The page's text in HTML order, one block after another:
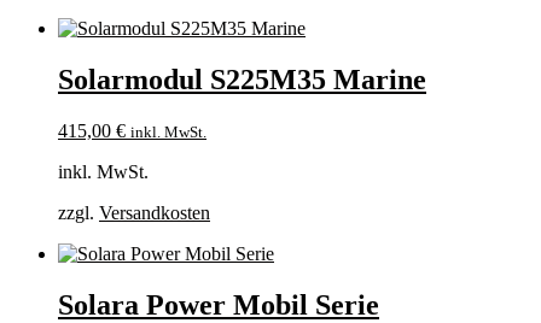
Solarmodul S225M35 Marine
415,00 € inkl. MwSt.
inkl. MwSt.
zzgl. Versandkosten
Solara Power Mobil Serie